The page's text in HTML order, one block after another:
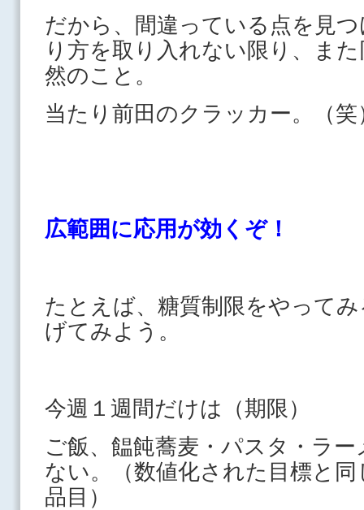
だから、間違っている点を見
り方を取り入れない限り、ま
然のこと。
当たり前田のクラッカー。（笑
広範囲に応用が効くぞ！
たとえば、糖質制限をやって
げてみよう。
今週１週間だけは（期限）
ご飯、饂飩蕎麦・パスタ・ラ
ない。（数値化された目標と
品目）